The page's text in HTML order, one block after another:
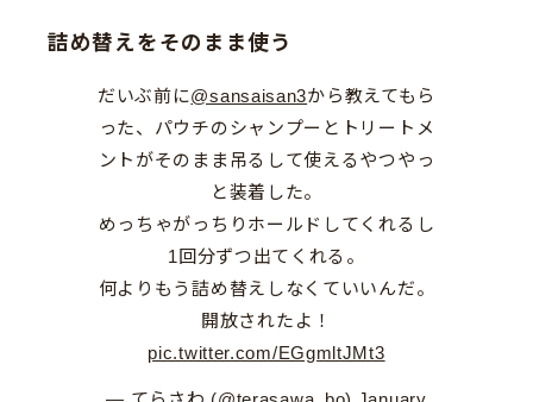
詰め替えをそのまま使う
だいぶ前に@sansaisan3から教えてもら
った、パウチのシャンプーとトリートメ
ントがそのまま吊るして使えるやつやっ
と装着した。
めっちゃがっちりホールドしてくれるし
1回分ずつ出てくれる。
何よりもう詰め替えしなくていいんだ。
開放されたよ！
pic.twitter.com/EGgmltJMt3